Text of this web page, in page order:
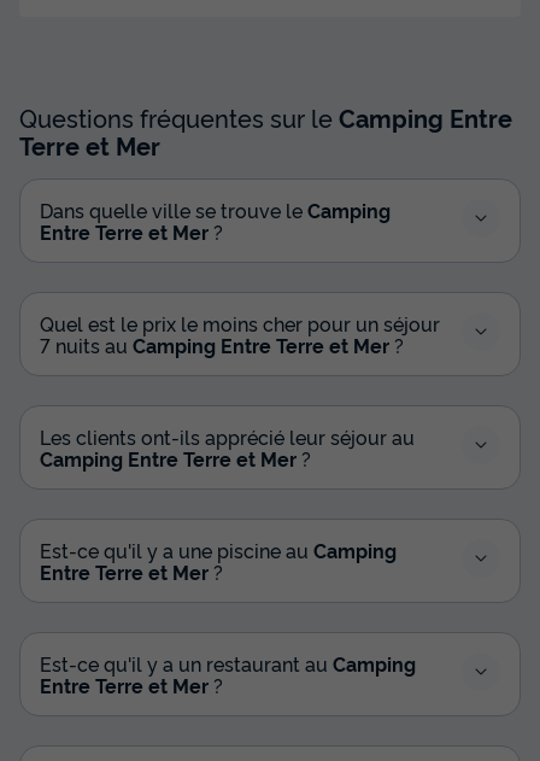
Meilleur prix pour 7 nuits
Modifier les dates
397 €
Voir les disponibilités
MOBILHOME 6 personnes - Mobil home
Privilège (3 chambres) 2 Salles de bain
Terrasse couverte Animaux autorisés *
Questions fréquentes sur leCamping Entre
Terre et Mer
Dans quelle ville se trouve leCamping
Entre Terre et Mer ?
Quel est le prix le moins cher pour un séjour
7 nuits au Camping Entre Terre et Mer ?
Les clients ont-ils apprécié leur séjour au
Camping Entre Terre et Mer ?
Est-ce qu'il y a une piscine au Camping
Entre Terre et Mer ?
Est-ce qu'il y a un restaurant au Camping
Entre Terre et Mer ?